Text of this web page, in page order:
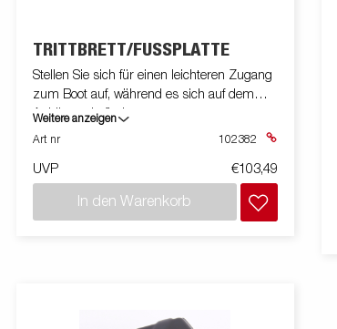
TRITTBRETT/FUSSPLATTE
Stellen Sie sich für einen leichteren Zugang
zum Boot auf, während es sich auf dem
Anhänger befindet
Weitere anzeigen
Art nr
102382
UVP €103,49
In den Warenkorb